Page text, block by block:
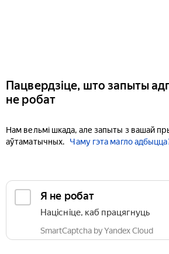
Пацвердзіце, што запыты
не робат
Нам вельмі шкада, але запыты з вашай
аўтаматычных.
Чаму гэта магло
Я не робат
Націсніце, каб працягнуць
SmartCaptcha by Yandex Cloud